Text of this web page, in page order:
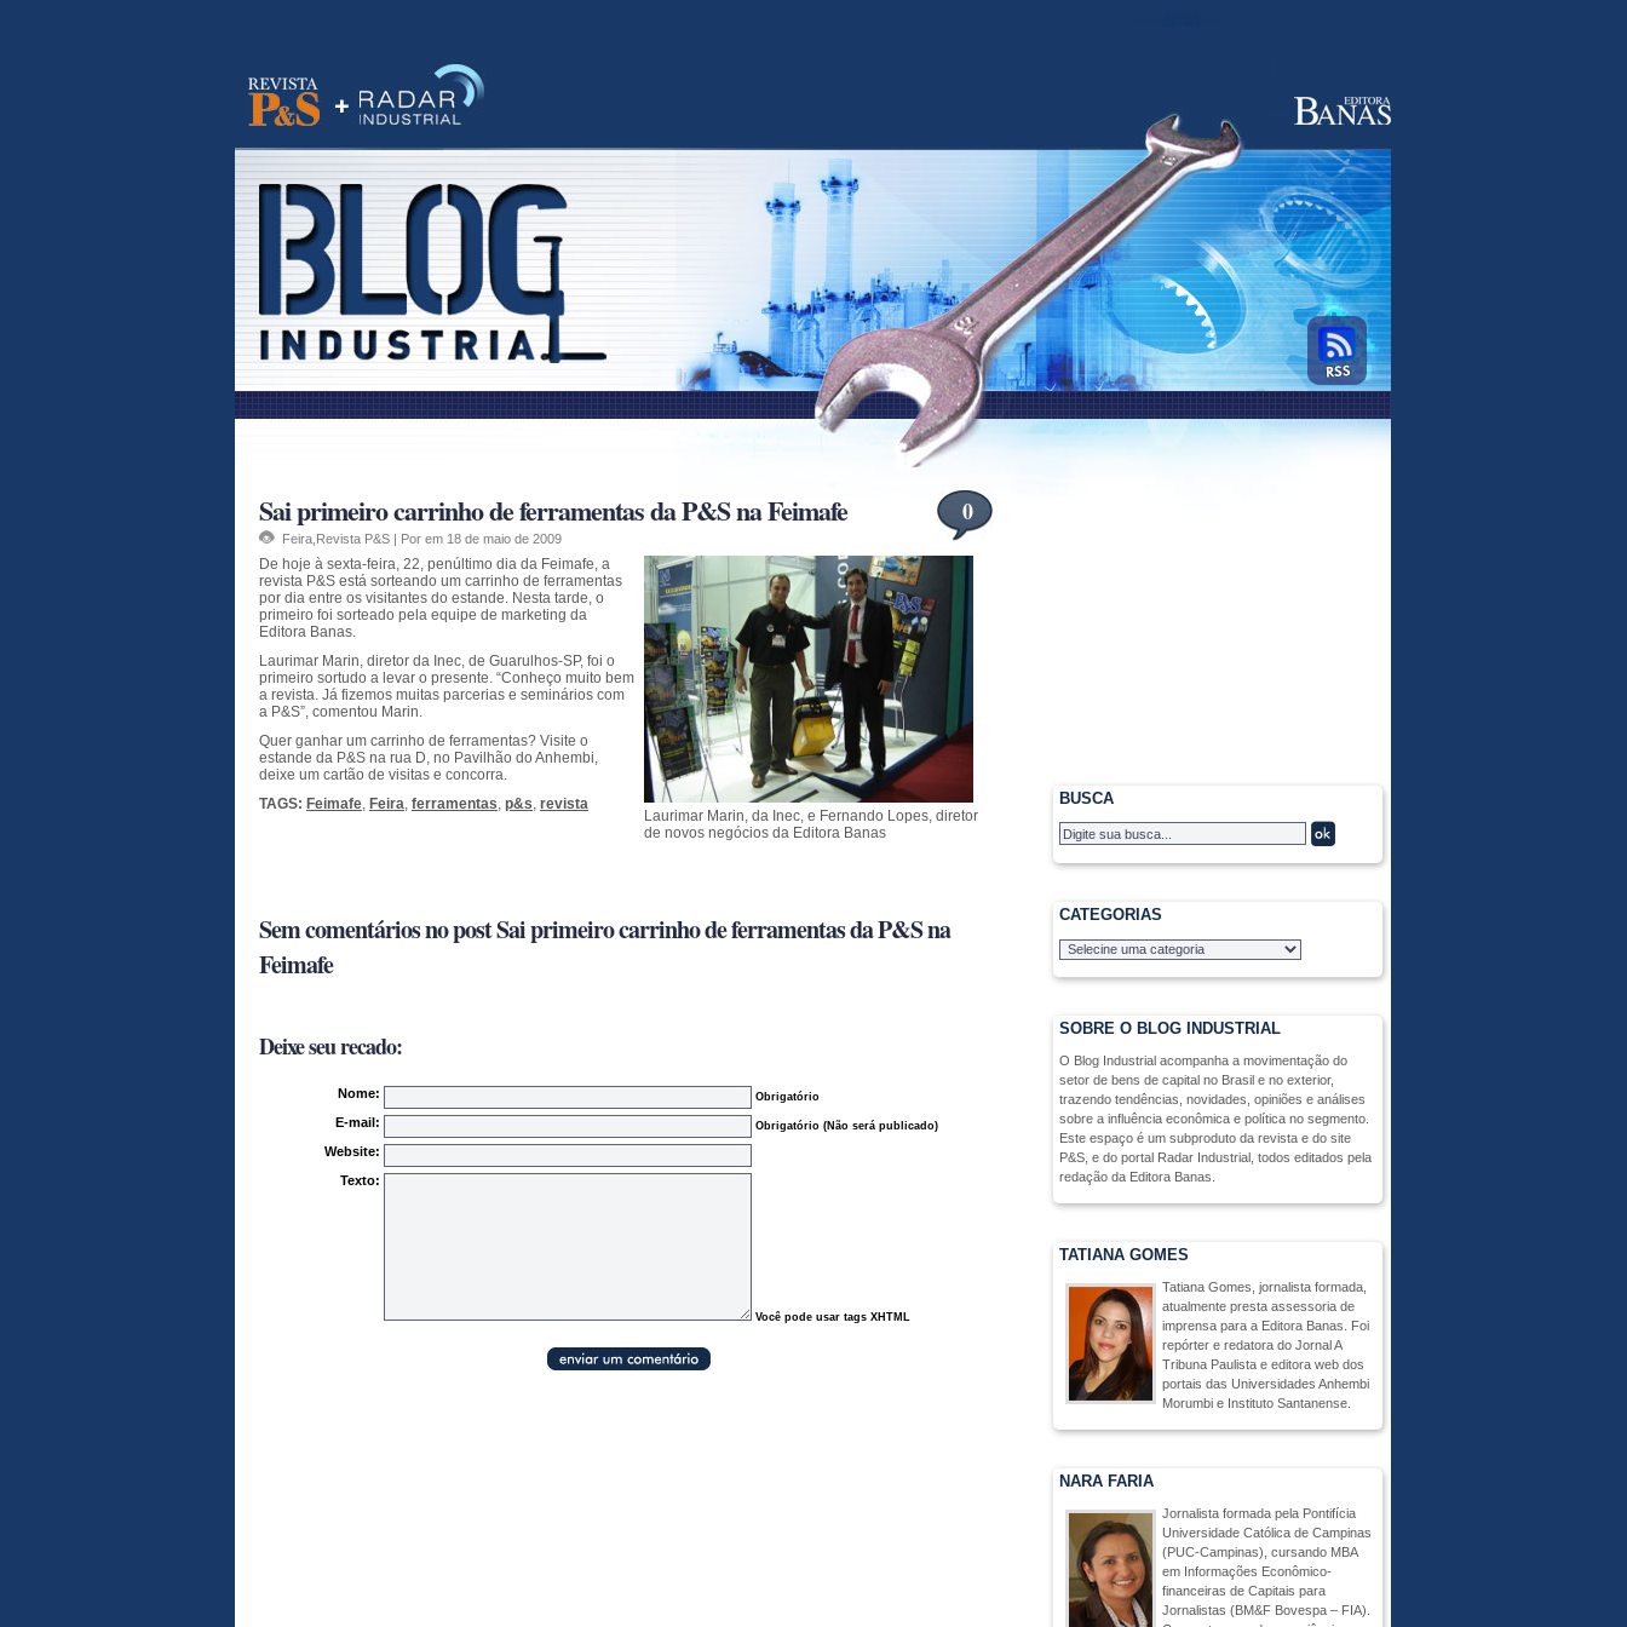
Sai primeiro carrinho de ferramentas da P&S na Feimafe
Feira Revista P&S | Por em 18 de maio de 2009
0
Laurimar Marin, da Inec, e Fernando Lopes, diretor
de novos negócios da Editora Banas
De hoje à sexta-feira, 22, penúltimo dia da Feimafe, a
revista P&S está sorteando um carrinho de ferramentas
por dia entre os visitantes do estande. Nesta tarde, o
primeiro foi sorteado pela equipe de marketing da
Editora Banas.
Laurimar Marin, diretor da Inec, de Guarulhos-SP, foi o
primeiro sortudo a levar o presente. “Conheço muito bem
a revista. Já fizemos muitas parcerias e seminários com
a P&S”, comentou Marin.
Quer ganhar um carrinho de ferramentas? Visite o
estande da P&S na rua D, no Pavilhão do Anhembi,
deixe um cartão de visitas e concorra.
TAGS: Feimafe, Feira, ferramentas, p&s, revista BUSCA
CATEGORIAS
SOBRE O BLOG INDUSTRIAL
O Blog Industrial acompanha a movimentação do
setor de bens de capital no Brasil e no exterior,
trazendo tendências, novidades, opiniões e análises
sobre a influência econômica e política no segmento.
Este espaço é um subproduto da revista e do site
P&S, e do portal Radar Industrial, todos editados pela
redação da Editora Banas.
TATIANA GOMES
Tatiana Gomes, jornalista formada,
atualmente presta assessoria de
imprensa para a Editora Banas. Foi
repórter e redatora do Jornal A
Tribuna Paulista e editora web dos
portais das Universidades Anhembi
Morumbi e Instituto Santanense.
NARA FARIA
Jornalista formada pela Pontifícia
Universidade Católica de Campinas
(PUC-Campinas), cursando MBA
em Informações Econômico-
financeiras de Capitais para
Jornalistas (BM&F Bovespa – FIA).
Sem comentários no post Sai primeiro carrinho de ferramentas da P&S na
Feimafe
Deixe seu recado:
Nome: Obrigatório
E-mail: Obrigatório (Não será publicado)
Website:
Texto:
Você pode usar tags XHTML